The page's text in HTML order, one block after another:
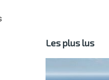
Les plus lus